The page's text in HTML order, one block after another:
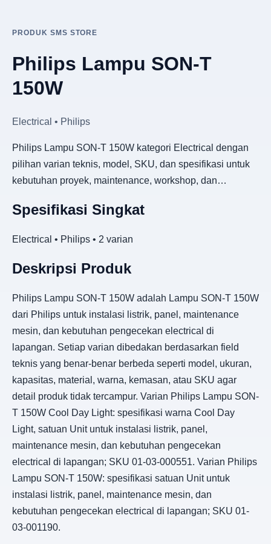
PRODUK SMS STORE
Philips Lampu SON-T
150W
Electrical • Philips
Philips Lampu SON-T 150W kategori Electrical dengan
pilihan varian teknis, model, SKU, dan spesifikasi untuk
kebutuhan proyek, maintenance, workshop, dan…
Spesifikasi Singkat
Electrical • Philips • 2 varian
Deskripsi Produk
Philips Lampu SON-T 150W adalah Lampu SON-T 150W
dari Philips untuk instalasi listrik, panel, maintenance
mesin, dan kebutuhan pengecekan electrical di
lapangan. Setiap varian dibedakan berdasarkan field
teknis yang benar-benar berbeda seperti model, ukuran,
kapasitas, material, warna, kemasan, atau SKU agar
detail produk tidak tercampur. Varian Philips Lampu SON-
T 150W Cool Day Light: spesifikasi warna Cool Day
Light, satuan Unit untuk instalasi listrik, panel,
maintenance mesin, dan kebutuhan pengecekan
electrical di lapangan; SKU 01-03-000551. Varian Philips
Lampu SON-T 150W: spesifikasi satuan Unit untuk
instalasi listrik, panel, maintenance mesin, dan
kebutuhan pengecekan electrical di lapangan; SKU 01-
03-001190.